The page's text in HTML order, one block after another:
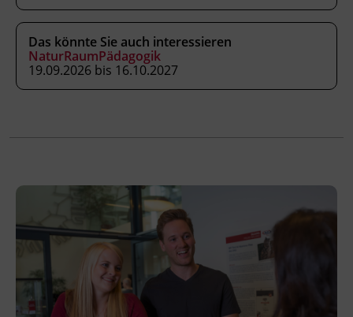
Kursformat
Präsenzunterricht
Leitung
BFI Tirol Zertifikat
Abschlussinformation
Gemäß
§ 32a des Tiroler Kinderbildungs- und
Kinderbetreuungsgesetzes erfolgt der
positive Abschluss des Lehrgangs, wenn
Das könnte Sie auch interessieren
NaturRaumPädagogik
19.09.2026 bis 16.10.2027